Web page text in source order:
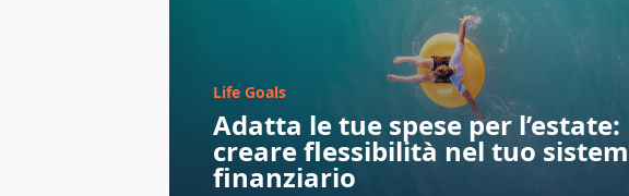
Life Goals
Adatta le tue spese per l’estate:
creare flessibilità nel tuo
finanziario